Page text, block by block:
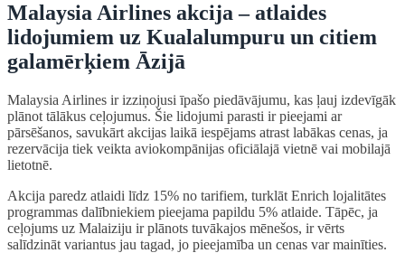
Malaysia Airlines akcija – atlaides
lidojumiem uz Kualalumpuru un citiem
galamērķiem Āzijā
Malaysia Airlines ir izziņojusi īpašo piedāvājumu, kas ļauj izdevīgāk
plānot tālākus ceļojumus. Šie lidojumi parasti ir pieejami ar
pārsēšanos, savukārt akcijas laikā iespējams atrast labākas cenas, ja
rezervācija tiek veikta aviokompānijas oficiālajā vietnē vai mobilajā
lietotnē.
Akcija paredz atlaidi līdz 15% no tarifiem, turklāt Enrich lojalitātes
programmas dalībniekiem pieejama papildu 5% atlaide. Tāpēc, ja
ceļojums uz Malaiziju ir plānots tuvākajos mēnešos, ir vērts
salīdzināt variantus jau tagad, jo pieejamība un cenas var mainīties.